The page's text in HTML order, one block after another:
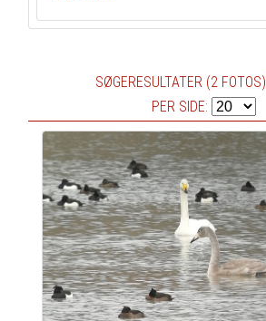
SØGERESULTATER (2 FOTOS)
PER SIDE: